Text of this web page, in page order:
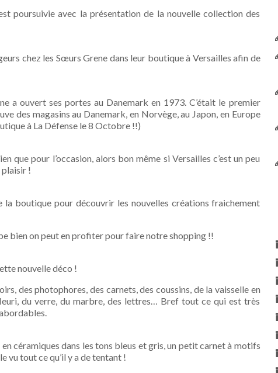
poursuivie avec la présentation de la nouvelle collection des
chez les Sœurs Grene dans leur boutique à Versailles afin de
a ouvert ses portes au Danemark en 1973. C’était le premier
des magasins au Danemark, en Norvège, au Japon, en Europe
à La Défense le 8 Octobre !!)
pour l’occasion, alors bon même si Versailles c’est un peu
!
boutique pour découvrir les nouvelles créations fraichement
bien on peut en profiter pour faire notre shopping !!
nouvelle déco !
des photophores, des carnets, des coussins, de la vaisselle en
du verre, du marbre, des lettres… Bref tout ce qui est très
céramiques dans les tons bleus et gris, un petit carnet à motifs
vu tout ce qu’il y a de tentant !